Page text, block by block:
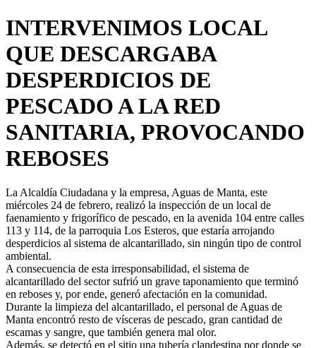
INTERVENIMOS LOCAL
QUE DESCARGABA
DESPERDICIOS DE
PESCADO A LA RED
SANITARIA, PROVOCANDO
REBOSES
La Alcaldía Ciudadana y la empresa, Aguas de Manta, este
miércoles 24 de febrero, realizó la inspección de un local de
faenamiento y frigorífico de pescado, en la avenida 104 entre calles
113 y 114, de la parroquia Los Esteros, que estaría arrojando
desperdicios al sistema de alcantarillado, sin ningún tipo de control
ambiental.
A consecuencia de esta irresponsabilidad, el sistema de
alcantarillado del sector sufrió un grave taponamiento que terminó
en reboses y, por ende, generó afectación en la comunidad.
Durante la limpieza del alcantarillado, el personal de Aguas de
Manta encontró resto de vísceras de pescado, gran cantidad de
escamas y sangre, que también genera mal olor.
Además, se detectó en el sitio una tubería clandestina por donde se